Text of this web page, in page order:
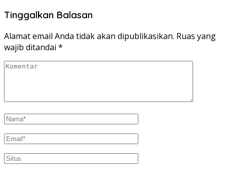
Tinggalkan Balasan
Alamat email Anda tidak akan dipublikasikan. Ruas yang
wajib ditandai *